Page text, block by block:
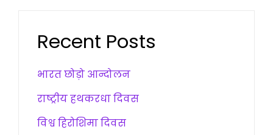
Recent Posts
भारत छोड़ो आन्दोलन
राष्ट्रीय हथकरधा दिवस
विश्व हिरोशिमा दिवस